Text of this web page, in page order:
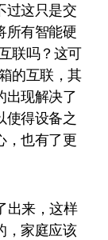
过这只是交
所有智能硬
联吗？这可
的互联，其
出现解决了
使得设备之
，也有了更
出来，这样
，家庭应该